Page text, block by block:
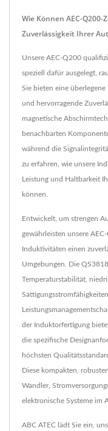
Wie Können AEC-
Zuverlässigkeit Ihrer
Unsere AEC-Q200
speziell dafür ausgelegt,
Sie bieten eine
und hervorragende
magnetische
benachbarten
während die
zu erfahren, wie unsere
Leistung und Haltbarkeit
können.
Entwickelt, um strengen
gewährleisten unsere
Induktivitäten einen
Umgebungen. Die
Temperaturstabilität,
der Induktorfertigung
die spezifische
höchsten
Diese kompakten,
Wandler,
elektronische Systeme im
ABC ATEC lädt Sie ein,